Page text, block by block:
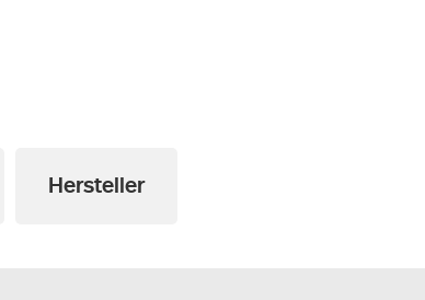
Hersteller